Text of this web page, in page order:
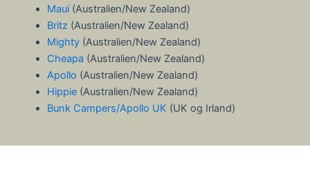
Maui (Australien/New Zealand)
Britz (Australien/New Zealand)
Mighty (Australien/New Zealand)
Cheapa (Australien/New Zealand)
Apollo (Australien/New Zealand)
Hippie(Australien/New Zealand)
Bunk Campers/Apollo UK (UK og Irland)